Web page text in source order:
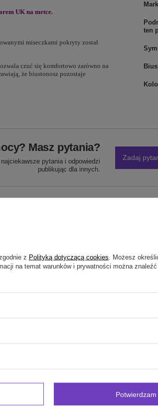
UK na metce.
miseczkami pokryty został
czuć się komfortowo zarówno na
że biustonosz pozostaje
ten
Masz pytania?
pytania i odpowiedzi
publikując dla innych.
Zadaj
5/5
z Polityką dotyczącą cookies . Możesz
na temat warunków i prywatności można